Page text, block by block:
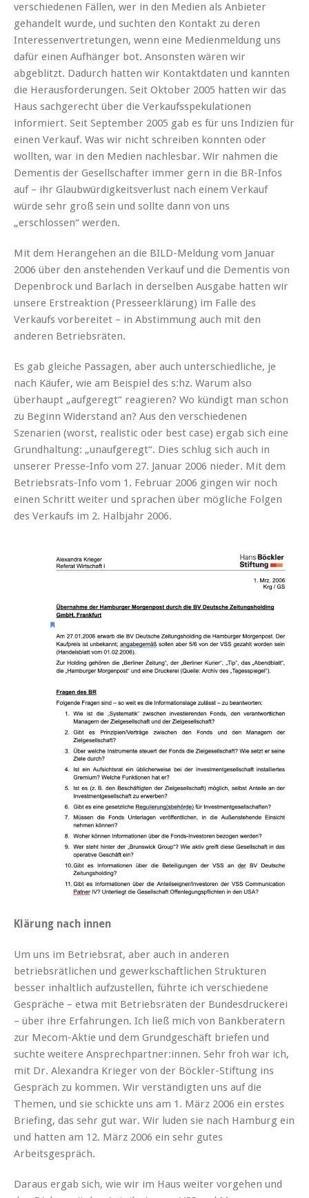
verschiedenen Fällen, wer in den Medien als Anbieter
gehandelt wurde, und suchten den Kontakt zu deren
Interessenvertretungen, wenn eine Medienmeldung uns
dafür einen Aufhänger bot. Ansonsten wären wir
abgeblitzt. Dadurch hatten wir Kontaktdaten und kannten
die Herausforderungen. Seit Oktober 2005 hatten wir das
Haus sachgerecht über die Verkaufsspekulationen
informiert. Seit September 2005 gab es für uns Indizien für
einen Verkauf. Was wir nicht schreiben konnten oder
wollten, war in den Medien nachlesbar. Wir nahmen die
Dementis der Gesellschafter immer gern in die BR-Infos
auf – ihr Glaubwürdigkeitsverlust nach einem Verkauf
würde sehr groß sein und sollte dann von uns
„erschlossen“ werden.
Mit dem Herangehen an die BILD-Meldung vom Januar
2006 über den anstehenden Verkauf und die Dementis von
Depenbrock und Barlach in derselben Ausgabe hatten wir
unsere Erstreaktion (Presseerklärung) im Falle des
Verkaufs vorbereitet – in Abstimmung auch mit den
anderen Betriebsräten.
Es gab gleiche Passagen, aber auch unterschiedliche, je
nach Käufer, wie am Beispiel des s:hz. Warum also
überhaupt „aufgeregt“ reagieren? Wo kündigt man schon
zu Beginn Widerstand an? Aus den verschiedenen
Szenarien (worst, realistic oder best case) ergab sich eine
Grundhaltung: „unaufgeregt“. Dies schlug sich auch in
unserer Presse-Info vom 27. Januar 2006 nieder. Mit dem
Betriebsrats-Info vom 1. Februar 2006 gingen wir noch
einen Schritt weiter und sprachen über mögliche Folgen
des Verkaufs im 2. Halbjahr 2006.
Klärung nach innen
Um uns im Betriebsrat, aber auch in anderen
betriebsrätlichen und gewerkschaftlichen Strukturen
besser inhaltlich aufzustellen, führte ich verschiedene
Gespräche – etwa mit Betriebsräten der Bundesdruckerei
– über ihre Erfahrungen. Ich ließ mich von Bankberatern
zur Mecom-Aktie und dem Grundgeschäft briefen und
suchte weitere Ansprechpartner:innen. Sehr froh war ich,
mit Dr. Alexandra Krieger von der Böckler-Stiftung ins
Gespräch zu kommen. Wir verständigten uns auf die
Themen, und sie schickte uns am 1. März 2006 ein erstes
Briefing, das sehr gut war. Wir luden sie nach Hamburg ein
und hatten am 12. März 2006 ein sehr gutes
Arbeitsgespräch.
Daraus ergab sich, wie wir im Haus weiter vorgehen und